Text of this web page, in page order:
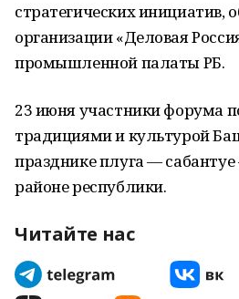
стратегических инициатив,
организации «Деловая
промышленной палаты РБ.
23 июня участники форума
традициями и культурой
празднике плуга —
районе республики.
Читайте нас